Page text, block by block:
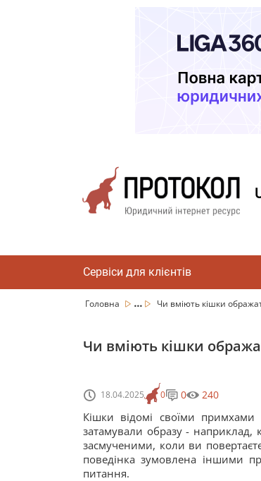
Сервіси для клієнтів
Головна ... Чи вміють кішки
Чи вміють кішки
18.04.2025 0 0 240
Кішки відомі своїми
затамували образу - наприклад,
засмученими, коли ви
поведінка зумовлена іншими
питання.